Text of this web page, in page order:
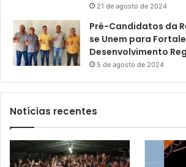
21 de agosto de 2024
Pré-Candidatos da
se Unem para
Desenvolvimento
5 de agosto de 2024
Notícias recentes